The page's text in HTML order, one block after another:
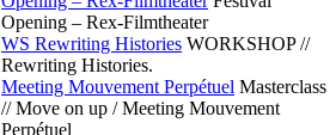
Opening – Rex-Filmtheater
WS Rewriting Histories WORKSHOP //
Rewriting Histories.
Meeting Mouvement Perpétuel Masterclass
// Move on up / Meeting Mouvement
Perpétuel